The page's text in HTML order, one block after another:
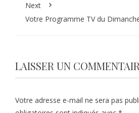
Next
Votre Programme TV du
LAISSER UN
Votre adresse e-mail ne sera pas